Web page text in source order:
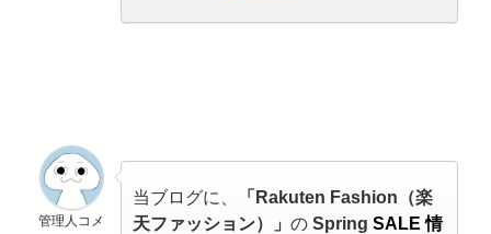
管理人コメ
当ブログに、
「Rakuten Fashion（楽
天ファッション）」 の Spring SALE 情